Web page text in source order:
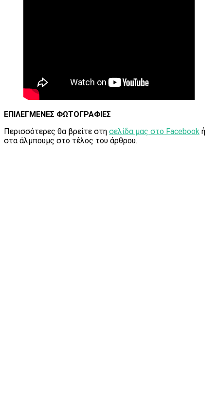
ΕΠΙΛΕΓΜΕΝΕΣ ΦΩΤΟΓΡΑΦΙΕΣ
Περισσότερες θα βρείτε στη σελίδα μας στο Facebook ή
στα άλμπουμς στο τέλος του άρθρου.